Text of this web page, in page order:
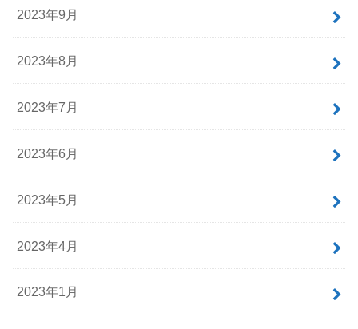
2023年9月
2023年8月
2023年7月
2023年6月
2023年5月
2023年4月
2023年1月